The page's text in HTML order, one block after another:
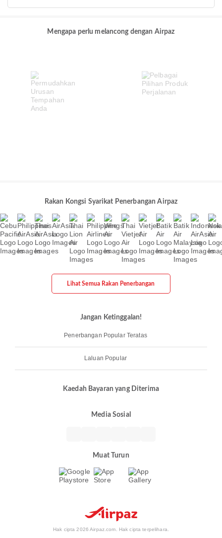
Mengapa perlu melancong dengan Airpaz
Rakan Kongsi Syarikat Penerbangan Airpaz
Lihat Semua Rakan Penerbangan
Jangan Ketinggalan!
Penerbangan Popular Teratas
Laluan Popular
Kaedah Bayaran yang Diterima
Media Sosial
Muat Turun
Hak cipta 2026 Airpaz.com. Hak cipta terpelihara.